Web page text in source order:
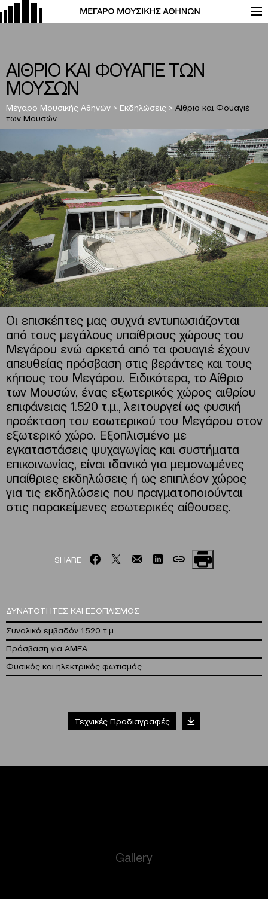
ΑΙΘΡΙΟ ΚΑΙ ΦΟΥΑΓΙΕ ΤΩΝ
ΜΟΥΣΩΝ
Μέγαρο Μουσικής Αθηνών > Εκδηλώσεις > Αίθριο και Φουαγιέ
των Μουσών
Οι επισκέπτες μας συχνά εντυπωσιάζονται
από τους μεγάλους υπαίθριους χώρους του
Μεγάρου ενώ αρκετά από τα φουαγιέ έχουν
απευθείας πρόσβαση στις βεράντες και τους
κήπους του Μεγάρου. Ειδικότερα, το Αίθριο
των Μουσών, ένας εξωτερικός χώρος αιθρίου
επιφάνειας 1.520 τ.μ., λειτουργεί ως φυσική
προέκταση του εσωτερικού του Μεγάρου στον
εξωτερικό χώρο. Εξοπλισμένο με
εγκαταστάσεις ψυχαγωγίας και συστήματα
επικοινωνίας, είναι ιδανικό για μεμονωμένες
υπαίθριες εκδηλώσεις ή ως επιπλέον χώρος
για τις εκδηλώσεις που πραγματοποιούνται
στις παρακείμενες εσωτερικές αίθουσες.
SHARE
ΔΥΝΑΤΟΤΗΤΕΣ KAI ΕΞΟΠΛΙΣΜΟΣ
Συνολικό εμβαδόν 1.520 τ.μ.
Πρόσβαση για ΑΜΕΑ
Φυσικός και ηλεκτρικός φωτισμός
Τεχνικές Προδιαγραφές
Gallery